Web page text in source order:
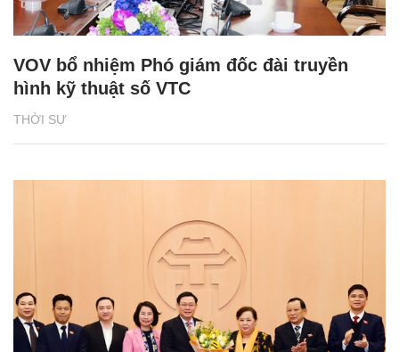
THỜI SỰ
VOV bổ nhiệm Phó giám đốc đài truyền
hình kỹ thuật số VTC